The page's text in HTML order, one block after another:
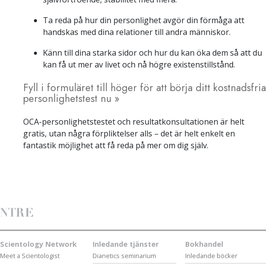
Ta reda på hur din personlighet avgör din förmåga att
handskas med dina relationer till andra människor.
Känn till dina starka sidor och hur du kan öka dem så att du
kan få ut mer av livet och nå högre existenstillstånd.
Fyll i formuläret till höger för att börja ditt kostnadsfria
personlighetstest nu »
OCA-personlighetstestet och resultatkonsultationen är helt
gratis, utan några förpliktelser alls – det är helt enkelt en
fantastik möjlighet att få reda på mer om dig själv.
Scientology Network
Meet a Scientologist
Inledande tjänster
Dianetics seminarium
Bokhandel
Inledande böcker